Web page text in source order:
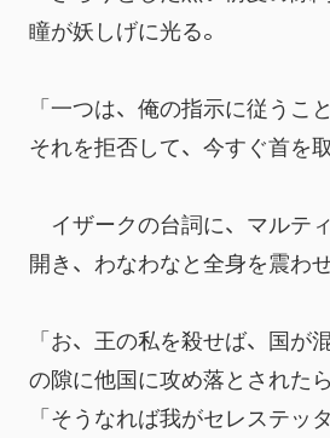
瞳が妖しげに光る。
「一つは、俺の指示に従う
それを拒否して、今すぐ首を
イザークの台詞に、マルテ
開き、わなわなと全身を震わせ
「お、王の私を殺せば、国が
の隙に他国に攻め落とされた
「そうなれば我がセレステッ